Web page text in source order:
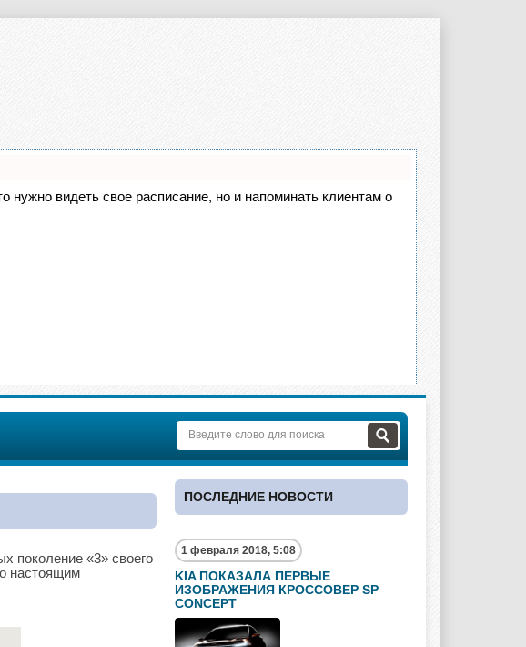
нужно видеть свое расписание, но и напоминать клиентам о
поколение «3» своего
настоящим
ПОСЛЕДНИЕ НОВОСТИ
1 февраля 2018, 5:08
KIA ПОКАЗАЛА ПЕРВЫЕ
ИЗОБРАЖЕНИЯ КРОССОВЕР SP
CONCEPT